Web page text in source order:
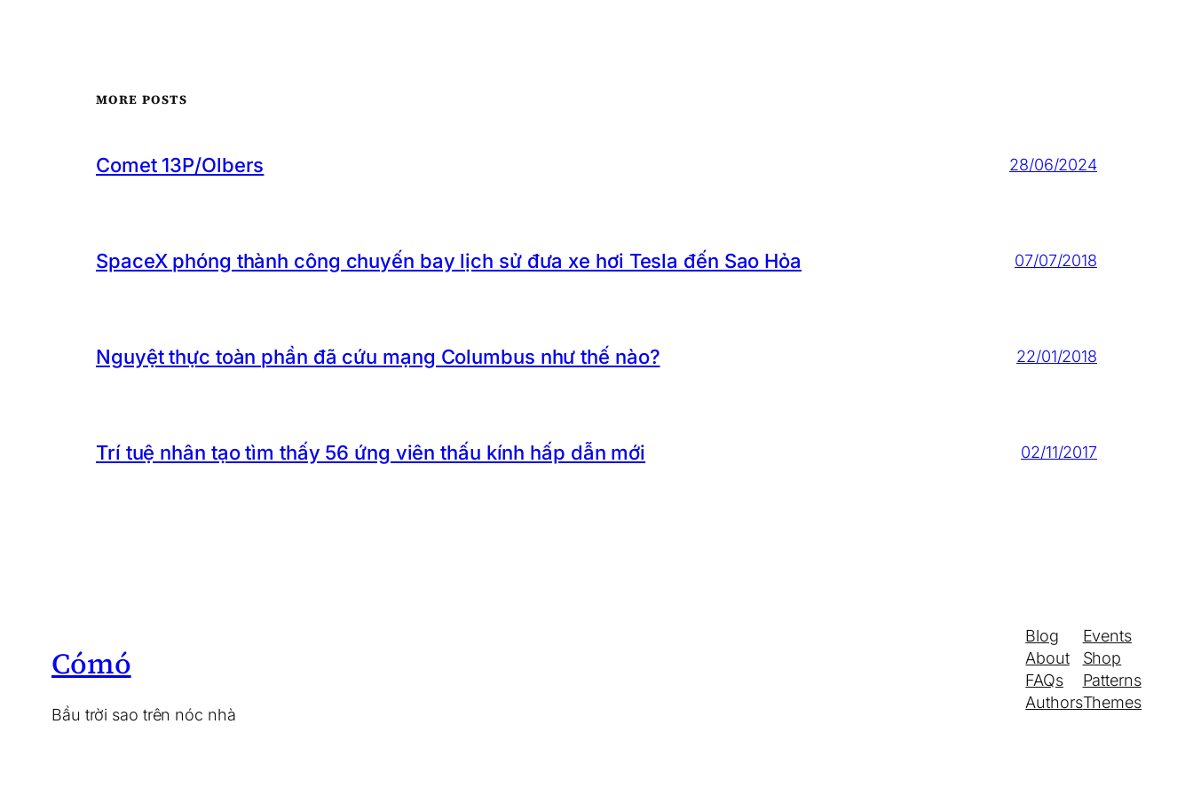
MORE POSTS
Comet 13P/Olbers 28/06/2024
SpaceX phóng thành công chuyến bay lịch sử đưa xe hơi Tesla đến Sao Hỏa 07/07/2018
Nguyệt thực toàn phần đã cứu mạng Columbus như thế nào? 22/01/2018
Trí tuệ nhân tạo tìm thấy 56 ứng viên thấu kính hấp dẫn mới 02/11/2017
Cómó
Bầu trời sao trên nóc nhà
Blog
About
FAQs
Authors
Events
Shop
Patterns
Themes